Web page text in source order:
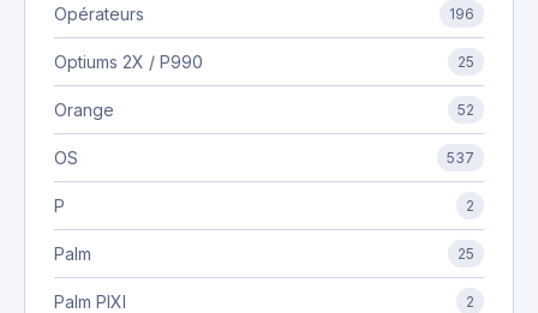
Opérateurs 196
Optiums 2X / P990 25
Orange 52
OS 537
P 2
Palm 25
Palm PIXI 2